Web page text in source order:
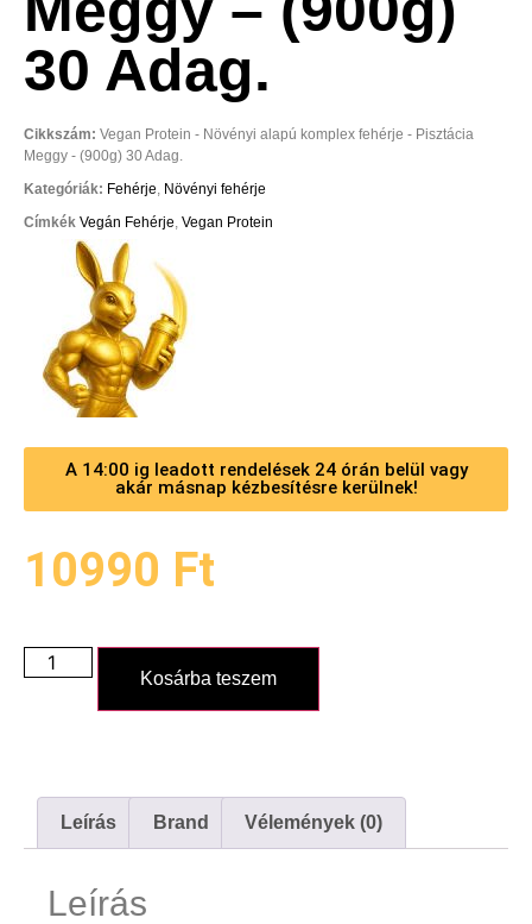
30 Adag.
Cikkszám: Vegan Protein - Növényi alapú komplex fehérje - Pisztácia
Meggy - (900g) 30 Adag.
Kategóriák: Fehérje, Növényi fehérje
Címkék Vegán Fehérje, Vegan Protein
A 14:00 ig leadott rendelések 24 órán belül vagy
akár másnap kézbesítésre kerülnek!
10990 Ft
Kosárba teszem
Leírás Brand Vélemények (0)
Leírás